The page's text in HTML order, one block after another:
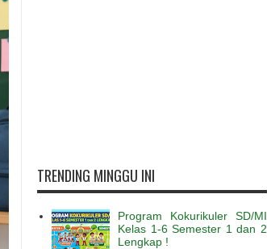
TRENDING MINGGU INI
Program Kokurikuler SD/MI
Kelas 1-6 Semester 1 dan 2
Lengkap !